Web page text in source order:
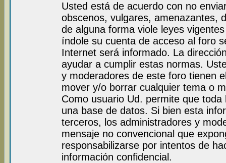
Usted está de acuerdo con no
obscenos, vulgares, amenazantes,
de alguna forma viole leyes
índole su cuenta de acceso al foro
Internet será informado. La
ayudar a cumplir estas normas.
y moderadores de este foro tienen
mover y/o borrar cualquier tema o
Como usuario Ud. permite que
una base de datos. Si bien esta
terceros, los administradores y
mensaje no convencional que
responsabilizarse por intentos de
información confidencial.